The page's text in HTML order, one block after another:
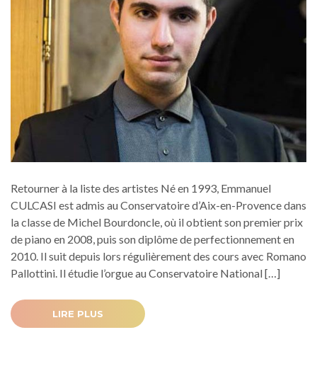
Retourner à la liste des artistes Né en 1993, Emmanuel
CULCASI est admis au Conservatoire d’Aix-en-Provence dans
la classe de Michel Bourdoncle, où il obtient son premier prix
de piano en 2008, puis son diplôme de perfectionnement en
2010. Il suit depuis lors régulièrement des cours avec Romano
Pallottini. Il étudie l’orgue au Conservatoire National […]
LIRE PLUS